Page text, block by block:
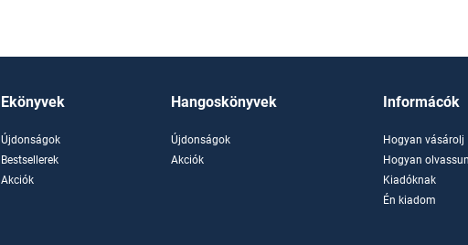
Ekönyvek
Újdonságok
Bestsellerek
Akciók
Hangoskönyvek
Újdonságok
Akciók
Informácók
Hogyan vásárolj
Hogyan
Kiadóknak
Én kiadom